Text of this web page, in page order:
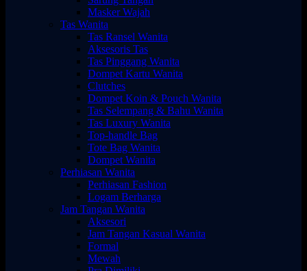
Masker Wajah
Tas Wanita
Tas Ransel Wanita
Aksesoris Tas
Tas Pinggang Wanita
Dompet Kartu Wanita
Clutches
Dompet Koin & Pouch Wanita
Tas Selempang & Bahu Wanita
Tas Luxury Wanita
Top-handle Bag
Tote Bag Wanita
Dompet Wanita
Perhiasan Wanita
Perhiasan Fashion
Logam Berharga
Jam Tangan Wanita
Aksesori
Jam Tangan Kasual Wanita
Formal
Mewah